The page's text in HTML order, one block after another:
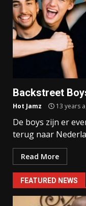
Backstreet
Hot Jamz 13 years
De boys zijn er
terug naar
Read More
FEATURED NEWS